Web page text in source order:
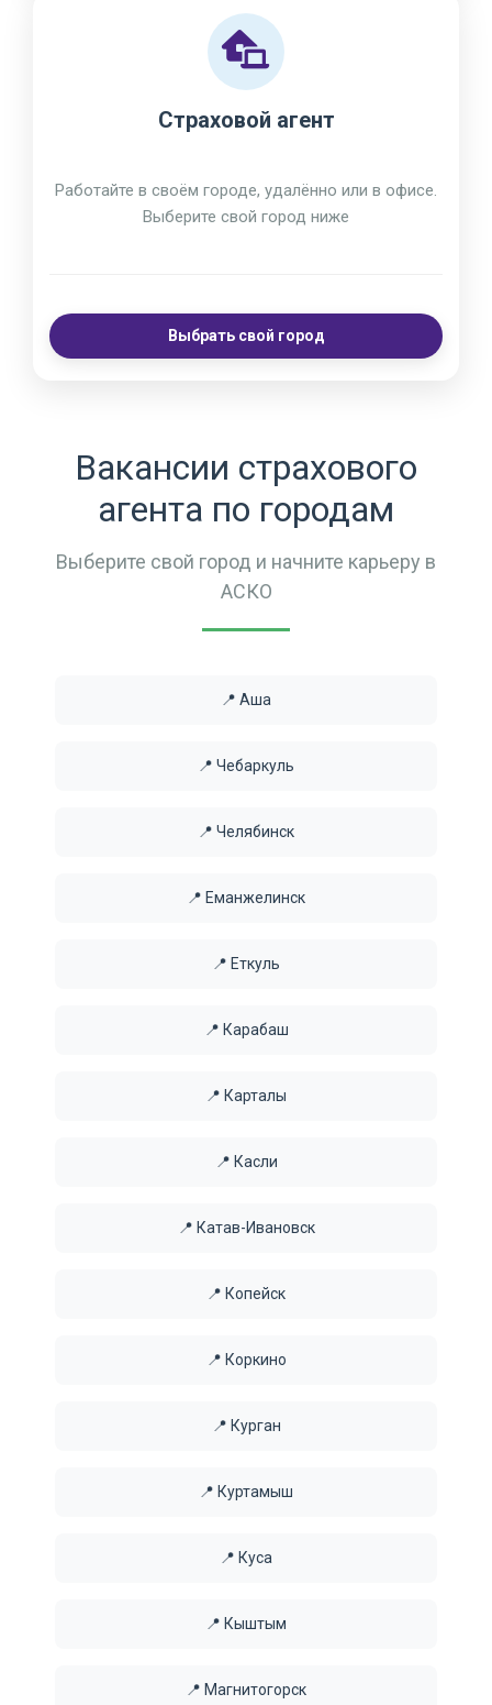
Страховой агент
Работайте в своём городе, удалённо или в офисе.
Выберите свой город ниже
Выбрать свой город
Вакансии страхового
агента по городам
Выберите свой город и начните карьеру в
АСКО
📍 Аша
📍 Чебаркуль
📍 Челябинск
📍 Еманжелинск
📍 Еткуль
📍 Карабаш
📍 Карталы
📍 Касли
📍 Катав-Ивановск
📍 Копейск
📍 Коркино
📍 Курган
📍 Куртамыш
📍 Куса
📍 Кыштым
📍 Магнитогорск